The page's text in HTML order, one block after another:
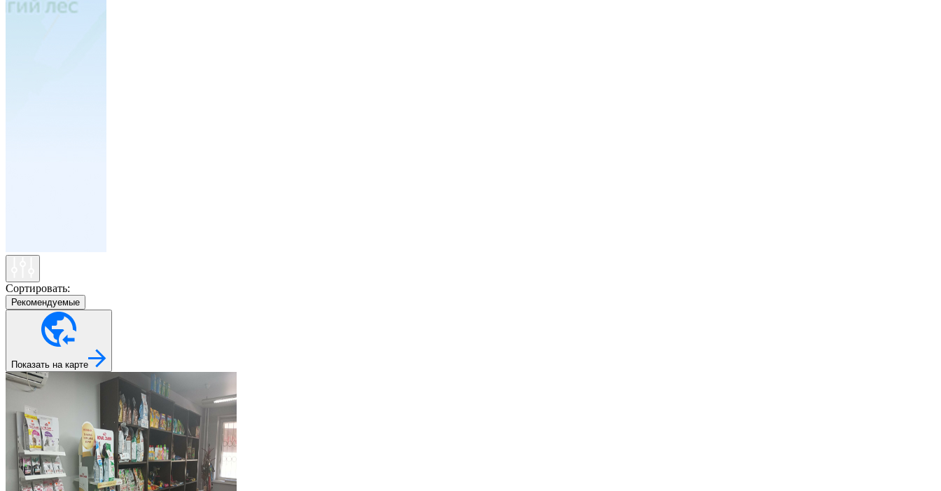
Сортировать:
Рекомендуемые
Показать на карте